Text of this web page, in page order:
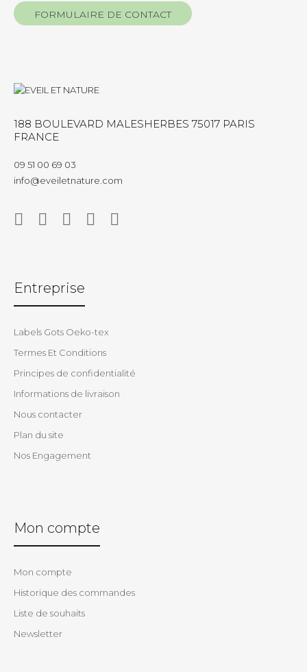
FORMULAIRE DE CONTACT
188 BOULEVARD MALESHERBES 75017 PARIS
FRANCE
09 51 00 69 03
info@eveiletnature.com
Entreprise
Labels Gots Oeko-tex
Termes Et Conditions
Principes de confidentialité
Informations de livraison
Nous contacter
Plan du site
Nos Engagement
Mon compte
Mon compte
Historique des commandes
Liste de souhaits
Newsletter